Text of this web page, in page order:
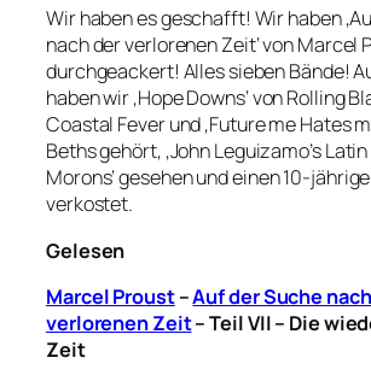
Wir haben es geschafft! Wir haben
nach der verlorenen Zeit‘ von Marcel
durchgeackert! Alles sieben Bände!
haben wir ‚Hope Downs‘ von Rolling
Coastal Fever und ‚Future me Hates
Beths gehört, ‚John Leguizamo’s
Morons‘ gesehen und einen 10-
verkostet.
Gelesen
Marcel Proust–Auf der Suche
verlorenen Zeit– Teil VII – Die
Zeit